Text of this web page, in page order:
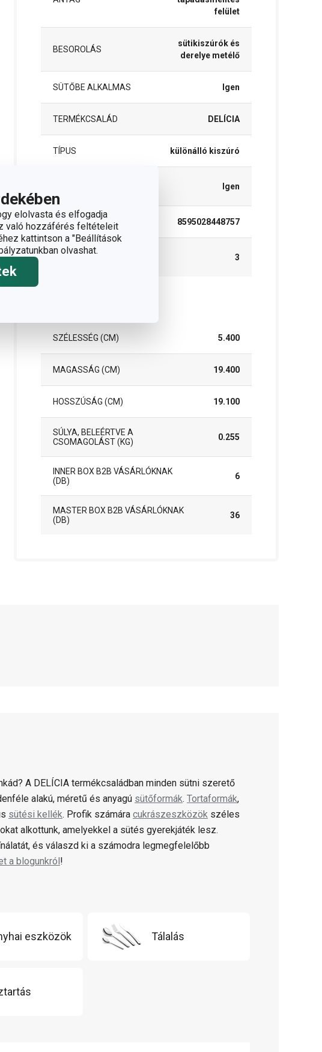
elolvasta és elfogadja
való hozzáférés feltételeit
kattintson a "Beállítások
olvashat.
felület
BESOROLÁS
sütikiszúrók és
derelye metélő
SÜTŐBE ALKALMAS Igen
TERMÉKCSALÁD DELÍCIA
TÍPUS különálló kiszúró
Igen
EAN 8595028448757
A GARANCIÁLIS
3
SZÉLESSÉG (CM) 5.400
MAGASSÁG (CM) 19.400
HOSSZÚSÁG (CM) 19.100
SÚLYA, BELEÉRTVE A
CSOMAGOLÁST (KG)
0.255
INNER BOX B2B VÁSÁRLÓKNAK
(DB)
6
MASTER BOX B2B VÁSÁRLÓKNAK
(DB)
36
A DELÍCIA termékcsaládban minden sütni szerető
alakú, méretű és anyagú sütőformák. Tortaformák,
sütési kellék. Profik számára cukrászeszközök széles
alkottunk, amelyekkel a sütés gyerekjáték lesz.
és válaszd ki a számodra legmegfelelőbb
a blogunkról!
eszközök Tálalás